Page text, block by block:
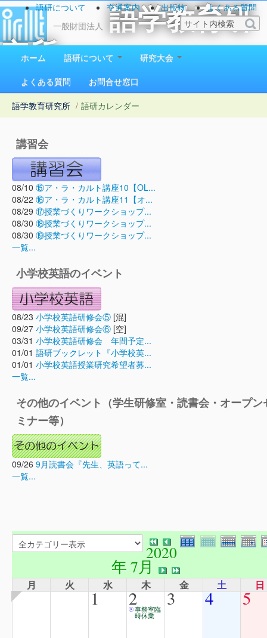
一般財団法人
語学教育研
究所
1923（大正12）年創立
語研について 交通案内 出版物
よくある質問
お問い合わせ
ホーム 語研について
研究大会
よくある質問
お問合せ窓口
語学教育研究所 / 語研カレンダー
講習会
08/10 ⑮ア・ラ・カルト講座10【OL...
08/22 ⑯ア・ラ・カルト講座11【オ...
08/29 ⑰授業づくりワークショップ...
08/30 ⑱授業づくりワークショップ...
08/30 ⑲授業づくりワークショップ...
一覧...
小学校英語のイベント
08/23 小学校英語研修会⑤ [混]
09/27 小学校英語研修会⑥ [空]
03/31 小学校英語研修会 年間予定...
01/01 語研ブックレット『小学校英...
01/01 小学校英語授業研究希望者募...
一覧...
その他のイベント（学生研修室・読書会・オープン
ミナー等）
09/26 9月読書会『先生、英語って...
一覧...
2020
年 7月
月 火 水 木 金 土 日
1 2事務室臨
時休業
3 4 5